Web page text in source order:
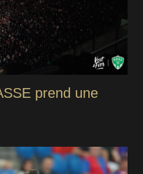
prend une